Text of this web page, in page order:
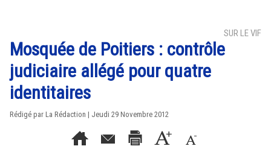
SUR LE VIF
Mosquée de Poitiers : contrôle
judiciaire allégé pour quatre
identitaires
Rédigé par La Rédaction | Jeudi 29 Novembre 2012